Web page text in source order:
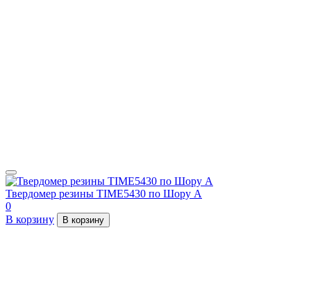
Твердомер резины TIME5430 по Шору А
0
В корзину
В корзину